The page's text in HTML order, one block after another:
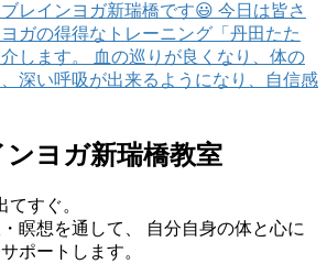
レインヨガ新瑞橋です😃 今日は皆さ
ガの得得なトレーニング「丹田たた
します。 血の巡りが良くなり、体の
深い呼吸が出来るようになり、自信感
ヨガ新瑞橋教室
すぐ。
瞑想を通して、 自分自身の体と心に
ポートします。